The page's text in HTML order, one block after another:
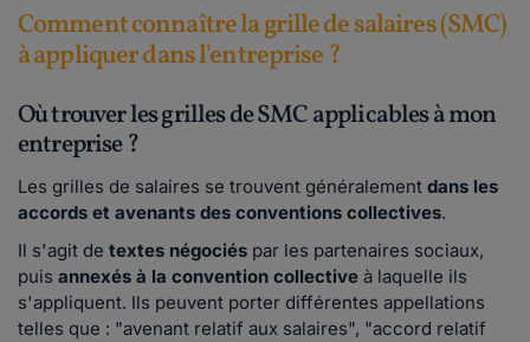
Comment connaître la grille de salaires (SMC)
à appliquer dans l'entreprise ?
Où trouver les grilles de SMC applicables à mon
entreprise ?
Les grilles de salaires se trouvent généralement dans les
accords et avenants des conventions collectives.
Il s'agit de textes négociés par les partenaires sociaux,
puis annexés à la convention collective à laquelle ils
s'appliquent. Ils peuvent porter différentes appellations
telles que : "avenant relatif aux salaires", "accord relatif